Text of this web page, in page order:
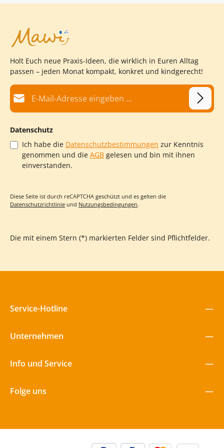
dem Theater gezogen wird. Damit erzeugen Sie eine
Ringeisen Werkstätten in Ursberg.
Holt Euch neue Praxis-Ideen, die wirklich in Euren Alltag
passen – jeden Monat kompakt, konkret und kindgerecht!
E-Mail-Adresse*
Datenschutz
Ich habe die Datenschutzbestimmungen zur Kenntnis
genommen und die AGB gelesen und bin mit ihnen
einverstanden.
Diese Seite ist durch reCAPTCHA geschützt und es gelten die
Datenschutzrichtlinie und Nutzungsbedingungen.
Die mit einem Stern (*) markierten Felder sind Pflichtfelder.
Service-Hotline
Unternehmen
Info und Service
Folge uns